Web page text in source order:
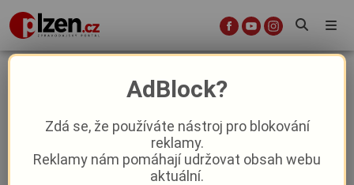
100 let světlu vstříc v Plzni: Přesně
16. května se otevřelo slavné
Zápalovo krematorium
Aktuality Kultura Aktuálně Z Plzně
AdBlock?
Zdá se, že používáte nástroj pro blokování
reklamy.
Reklamy nám pomáhají udržovat obsah webu
aktuální.